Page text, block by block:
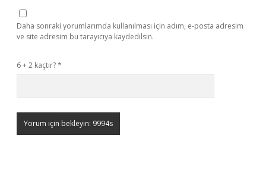
Daha sonraki yorumlarımda kullanılması için adım, e-posta adresim
ve site adresim bu tarayıcıya kaydedilsin.
6 + 2 kaçtır?*